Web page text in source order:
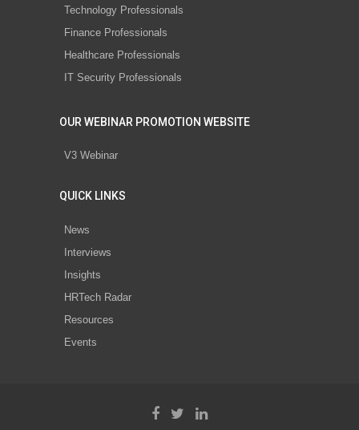
Technology Professionals
Finance Professionals
Healthcare Professionals
IT Security Professionals
OUR WEBINAR PROMOTION WEBSITE
V3 Webinar
QUICK LINKS
News
Interviews
Insights
HRTech Radar
Resources
Events